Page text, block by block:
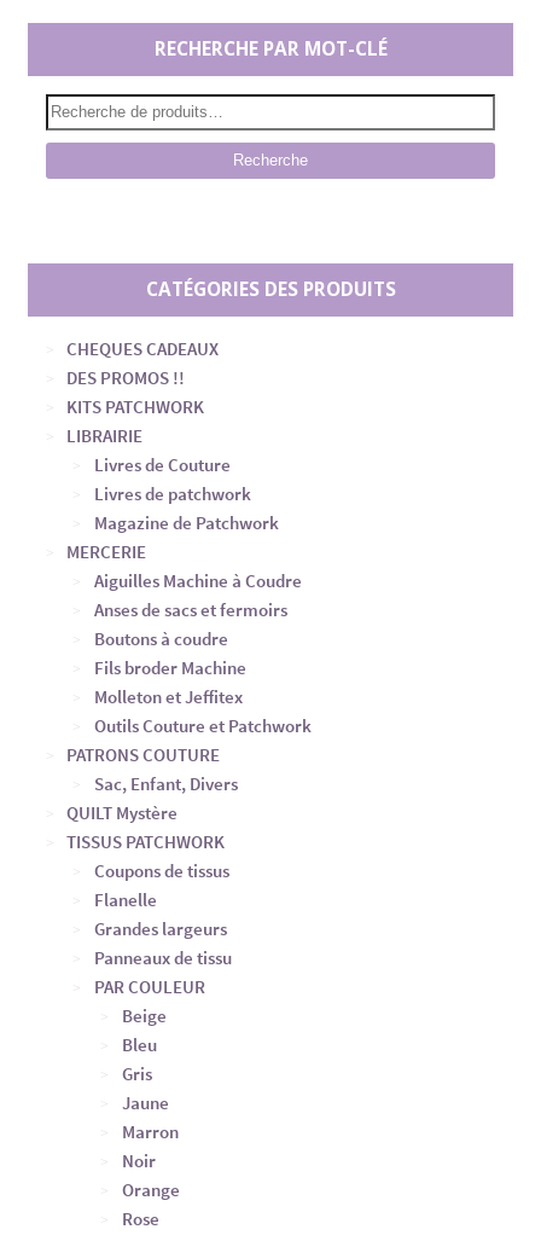
RECHERCHE PAR MOT-CLÉ
Recherche
CATÉGORIES DES PRODUITS
CHEQUES CADEAUX
DES PROMOS !!
KITS PATCHWORK
LIBRAIRIE
Livres de Couture
Livres de patchwork
Magazine de Patchwork
MERCERIE
Aiguilles Machine à Coudre
Anses de sacs et fermoirs
Boutons à coudre
Fils broder Machine
Molleton et Jeffitex
Outils Couture et Patchwork
PATRONS COUTURE
Sac, Enfant, Divers
QUILT Mystère
TISSUS PATCHWORK
Coupons de tissus
Flanelle
Grandes largeurs
Panneaux de tissu
PAR COULEUR
Beige
Bleu
Gris
Jaune
Marron
Noir
Orange
Rose